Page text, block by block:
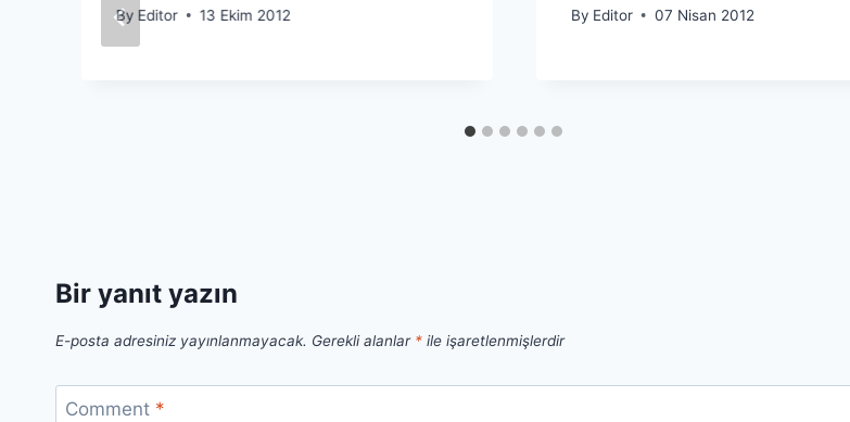
By Editor 13 Ekim 2012 By Editor 07 Nisan 2012
Bir yanıt yazın
E-posta adresiniz yayınlanmayacak. Gerekli alanlar * ile işaretlenmişlerdir
Comment *